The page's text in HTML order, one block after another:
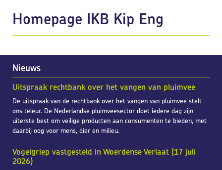
Nieuws
Uitspraak rechtbank over het vangen van pluimvee
De uitspraak van de rechtbank over het vangen van pluimvee stelt
ons teleur. De Nederlandse pluimveesector doet iedere dag zijn
uiterste best om veilige producten aan consumenten te bieden, met
daarbij oog voor mens, dier en milieu.
Vogelgriep vastgesteld in Woerdense Verlaat (17 juli
2026)
Homepage IKB Kip Eng